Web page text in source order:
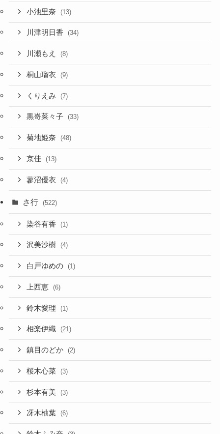
小池里奈 (13)
川津明日香 (34)
川瀬もえ (8)
桐山瑠衣 (9)
くりえみ (7)
黒嵜菜々子 (33)
菊地姫奈 (48)
京佳 (13)
蓼沼優衣 (4)
さ行 (522)
染谷有香 (1)
沢美沙樹 (4)
白戸ゆめの (1)
上西恵 (6)
鈴木愛理 (1)
相楽伊織 (21)
鎮目のどか (2)
桜木心菜 (3)
杉本有美 (3)
冴木柚葉 (6)